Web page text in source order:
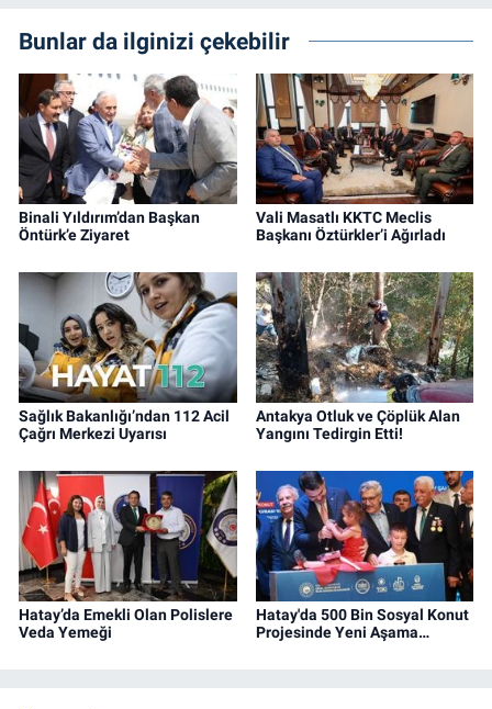
Bunlar da ilginizi çekebilir
Binali Yıldırım’dan Başkan
Öntürk’e Ziyaret
Vali Masatlı KKTC Meclis
Başkanı Öztürkler’i Ağırladı
Sağlık Bakanlığı’ndan 112 Acil
Çağrı Merkezi Uyarısı
Antakya Otluk ve Çöplük Alan
Yangını Tedirgin Etti!
Hatay’da Emekli Olan Polislere
Veda Yemeği
Hatay'da 500 Bin Sosyal Konut
Projesinde Yeni Aşama…